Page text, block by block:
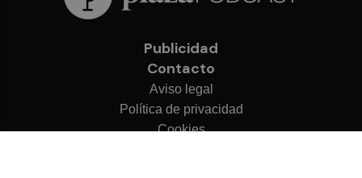
Publicidad
Contacto
Aviso legal
Política de privacidad
Cookies